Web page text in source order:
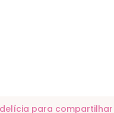
para compartilhar